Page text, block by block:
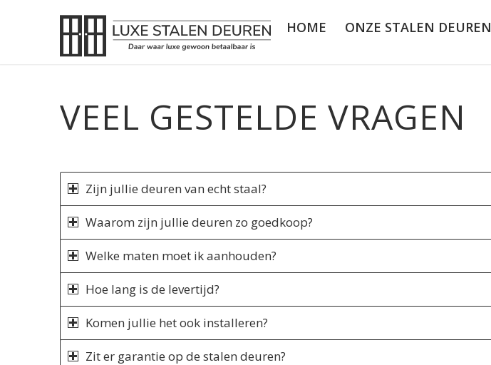
HOME ONZE STALEN DEUREN
VEEL GESTELDE VRAGEN
Zijn jullie deuren van echt staal?
Waarom zijn jullie deuren zo goedkoop?
Welke maten moet ik aanhouden?
Hoe lang is de levertijd?
Komen jullie het ook installeren?
Zit er garantie op de stalen deuren?